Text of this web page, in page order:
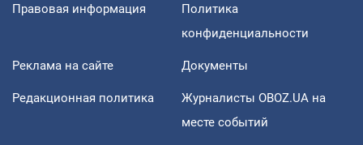
Правовая информация
Политика
конфиденциальности
Реклама на сайте Документы
Редакционная политика
Журналисты OBOZ.UA на
месте событий